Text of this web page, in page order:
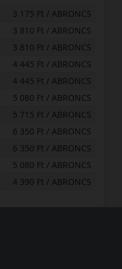
3 175 Ft / ABRONCS
3 810 Ft / ABRONCS
3 810 Ft / ABRONCS
4 445 Ft / ABRONCS
4 445 Ft / ABRONCS
5 080 Ft / ABRONCS
5 715 Ft / ABRONCS
6 350 Ft / ABRONCS
6 350 Ft / ABRONCS
5 080 Ft / ABRONCS
4 390 Ft / ABRONCS